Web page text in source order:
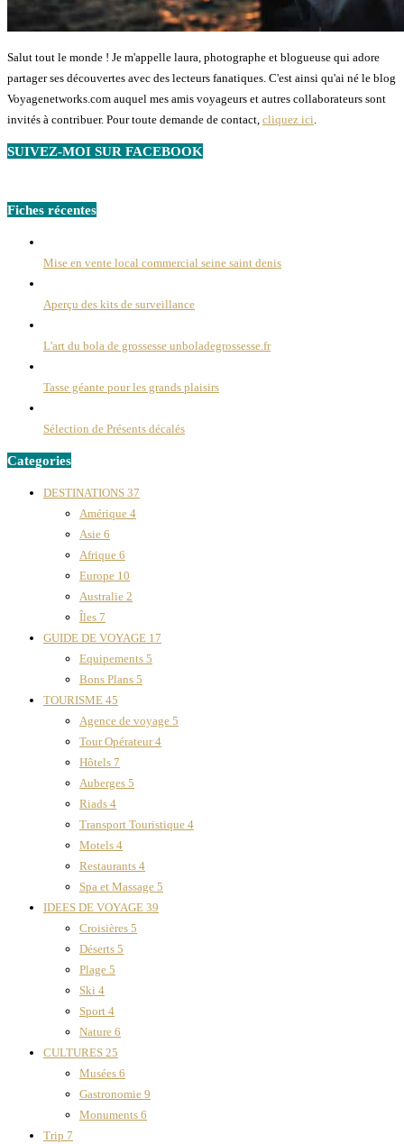
Salut tout le monde ! Je m'appelle laura, photographe et blogueuse qui adore
partager ses découvertes avec des lecteurs fanatiques. C'est ainsi qu'ai né le blog
Voyagenetworks.com auquel mes amis voyageurs et autres collaborateurs sont
invités à contribuer. Pour toute demande de contact, cliquez ici
SUIVEZ-MOI SUR FACEBOOK
Fiches récentes
Mise en vente local commercial seine saint denis
Aperçu des kits de surveillance
L'art du bola de grossesse unboladegrossesse.fr
Tasse géante pour les grands plaisirs
Sélection de Présents décalés
Categories
DESTINATIONS 37
Amérique 4
Asie 6
Afrique 6
Europe 10
Australie 2
Îles 7
GUIDE DE VOYAGE 17
Equipements 5
Bons Plans 5
TOURISME 45
Agence de voyage 5
Tour Opérateur4
Hôtels 7
Auberges 5
Riads 4
Transport Touristique 4
Motels 4
Restaurants 4
Spa et Massage 5
IDEES DE VOYAGE 39
Croisières 5
Déserts 5
Plage 5
Ski 4
Sport 4
Nature 6
CULTURES 25
Musées 6
Gastronomie 9
Monuments 6
Trip 7